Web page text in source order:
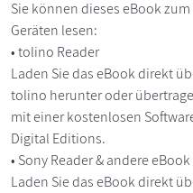
Sie können dieses eBook
Geräten lesen:
• tolino Reader
Laden Sie das eBook direkt
tolino herunter oder
mit einer kostenlosen
Digital Editions.
• Sony Reader & andere
Laden Sie das eBook direkt